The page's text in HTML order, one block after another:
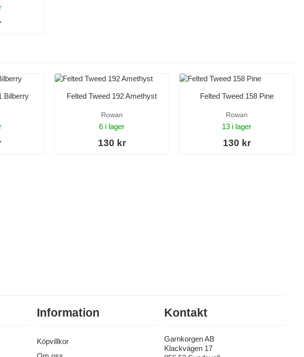
Bilberry Felted Tweed 192 Amethyst
Rowan
6 i lager
130 kr
Felted Tweed 158 Pine
Rowan
13 i lager
130 kr
Information
Köpvillkor
Kontakt
Garnkorgen AB
Klackvägen 17